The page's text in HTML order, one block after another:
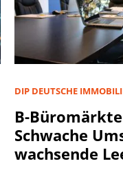
DIP DEUTSCHE
B-
Schwache
wachsende